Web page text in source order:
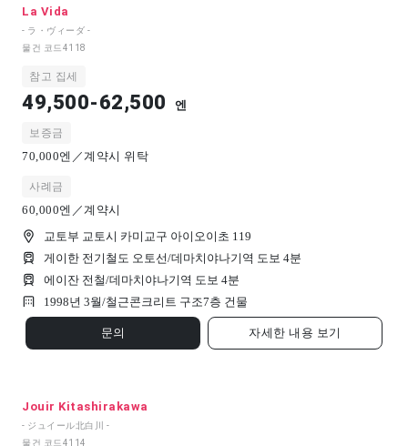
La Vida
- ラ・ヴィーダ -
물건 코드 4118
참고 집세
49,500-62,500 엔
보증금
70,000엔／계약시 위탁
사례금
60,000엔／계약시
교토부 교토시 카미교구 아이오이초 119
게이한 전기철도 오토선/데마치야나기역 도보 4분
에이잔 전철/데마치야나기역 도보 4분
1998년 3월/철근콘크리트 구조7층 건물
문의 자세한 내용 보기
Jouir Kitashirakawa
- ジュイール北白川 -
물건 코드 4114